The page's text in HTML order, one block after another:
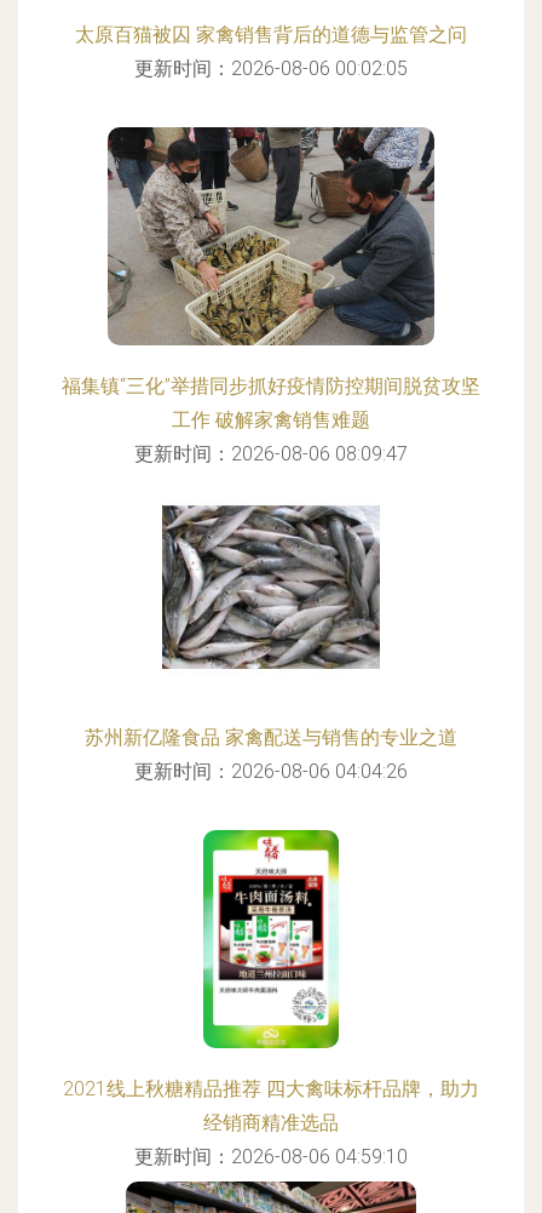
太原百猫被囚 家禽销售背后的道德与监管之问
更新时间：2026-08-06 00:02:05
福集镇“三化”举措同步抓好疫情防控期间脱贫攻坚
工作 破解家禽销售难题
更新时间：2026-08-06 08:09:47
苏州新亿隆食品 家禽配送与销售的专业之道
更新时间：2026-08-06 04:04:26
2021线上秋糖精品推荐 四大禽味标杆品牌，助力
经销商精准选品
更新时间：2026-08-06 04:59:10